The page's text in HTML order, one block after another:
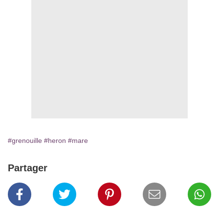
#grenouille #heron #mare
Partager